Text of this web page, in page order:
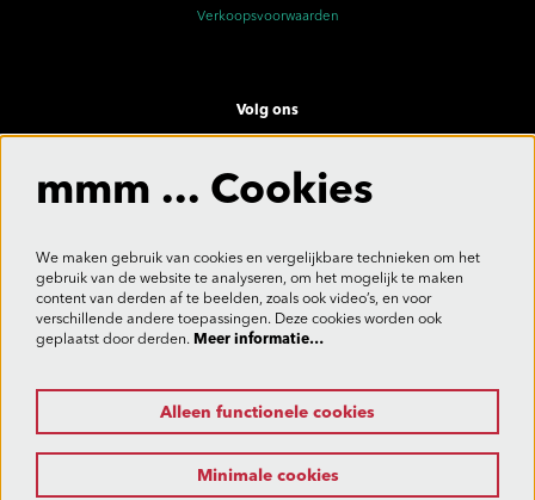
Verkoopsvoorwaarden
Volg ons
Aanmelden
Deze site wordt beschermd door reCAPTCHA, dataverwerking gebeurt in overeenstemming met de
mmm ... Cookies
We maken gebruik van cookies en vergelijkbare technieken om het
gebruik van de website te analyseren, om het mogelijk te maken
content van derden af te beelden, zoals ook video’s, en voor
verschillende andere toepassingen. Deze cookies worden ook
geplaatst door derden. Meer informatie…
Alleen functionele cookies
Minimale cookies